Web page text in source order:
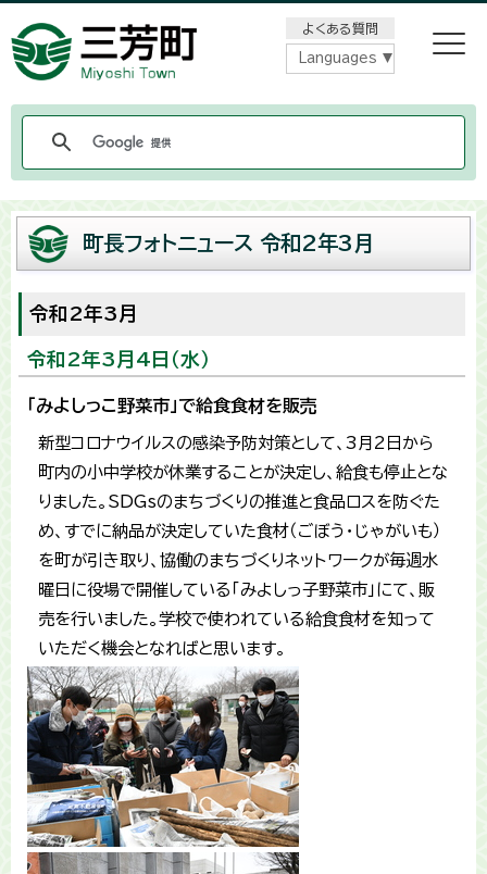
よくある質問
Languages
町長フォトニュース 令和2年3月
令和2年3月
令和2年3月4日（水）
「みよしっこ野菜市」で給食食材を販売
新型コロナウイルスの感染予防対策として、3月2日から
町内の小中学校が休業することが決定し、給食も停止とな
りました。SDGsのまちづくりの推進と食品ロスを防ぐた
め、すでに納品が決定していた食材（ごぼう・じゃがいも）
を町が引き取り、協働のまちづくりネットワークが毎週水
曜日に役場で開催している「みよしっ子野菜市」にて、販
売を行いました。学校で使われている給食食材を知って
いただく機会となればと思います。